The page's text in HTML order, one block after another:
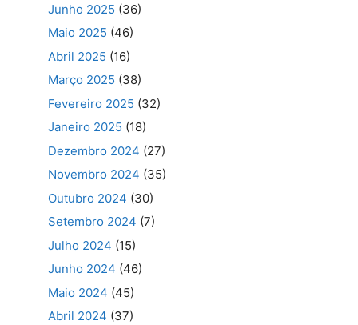
Junho 2025 (36)
Maio 2025 (46)
Abril 2025 (16)
Março 2025 (38)
Fevereiro 2025 (32)
Janeiro 2025 (18)
Dezembro 2024 (27)
Novembro 2024 (35)
Outubro 2024 (30)
Setembro 2024 (7)
Julho 2024 (15)
Junho 2024 (46)
Maio 2024 (45)
Abril 2024 (37)